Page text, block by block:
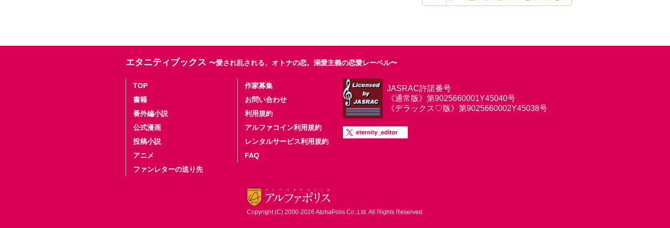
エタニティブックス 〜愛され乱される、オトナの恋。溺愛主義の恋愛レーベル〜
TOP
書籍
番外編小説
公式漫画
投稿小説
アニメ
ファンレターの送り先
作家募集
お問い合わせ
利用規約
アルファコイン利用規約
レンタルサービス利用規約
FAQ
JASRAC許諾番号
《通常版》第9025660001Y45040号
《デラックス♡版》第9025660002Y45038号
Copyright (C) 2000-2026 AlphaPolis Co.,Ltd. All Rights Reserved.